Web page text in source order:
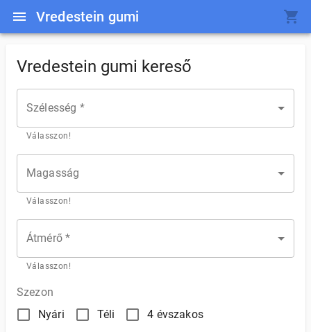
Vredestein gumi
Vredestein gumi kereső
Szélesség *
Válasszon!
Magasság
Válasszon!
Átmérő *
Válasszon!
Szezon
Nyári
Téli 4 évszakos